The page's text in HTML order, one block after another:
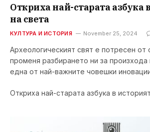
Откриха най-старата азбука
на света
КУЛТУРА И ИСТОРИЯ November 25, 2024
Археологическият свят е потресен от
променя разбирането ни за произхода
една от най-важните човешки
Откриха най-старата азбука в